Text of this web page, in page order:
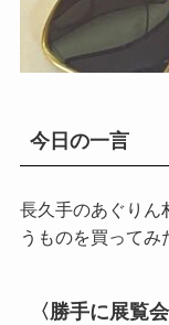
今日の一言
長久手のあぐりん
うものを買ってみ
〈勝手に展覧